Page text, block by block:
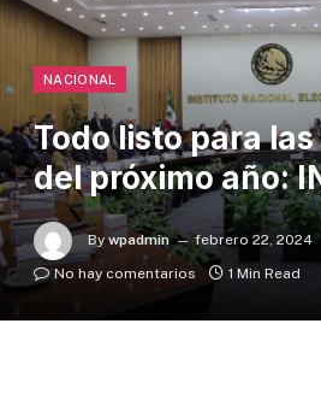
NACIONAL
Todo listo para
del próximo año:
By wpadmin
febrero 22, 2024
No hay comentarios
1 Min Read